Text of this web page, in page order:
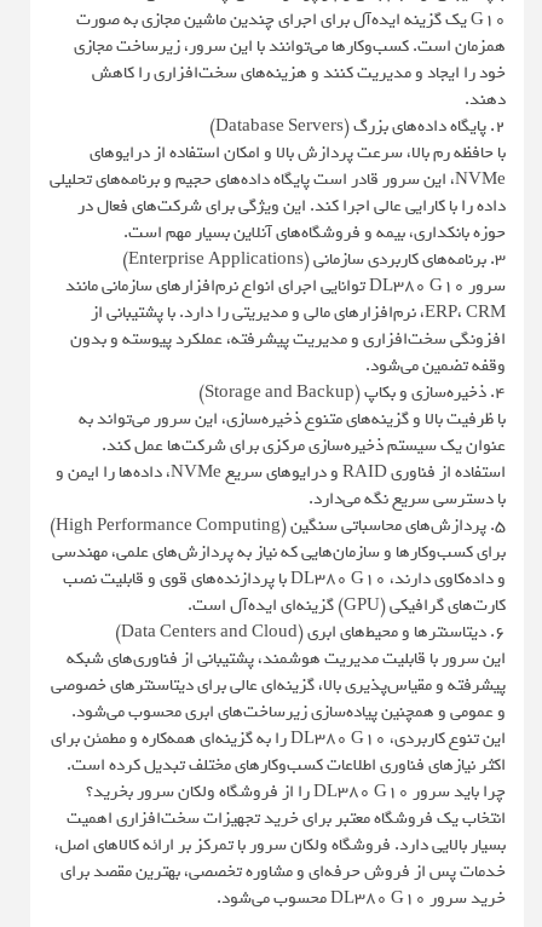
G10 یک گزینه ایده‌آل برای اجرای چندین ماشین مجازی به صورت
همزمان است. کسب‌وکارها می‌توانند با این سرور، زیرساخت مجازی
خود را ایجاد و مدیریت کنند و هزینه‌های سخت‌افزاری را کاهش
دهند.
2. پایگاه داده‌های بزرگ (Database Servers)
با حافظه رم بالا، سرعت پردازش بالا و امکان استفاده از درایوهای
NVMe، این سرور قادر است پایگاه داده‌های حجیم و برنامه‌های تحلیلی
داده را با کارایی عالی اجرا کند. این ویژگی برای شرکت‌های فعال در
حوزه بانکداری، بیمه و فروشگاه‌های آنلاین بسیار مهم است.
3. برنامه‌های کاربردی سازمانی (Enterprise Applications)
سرور DL380 G10 توانایی اجرای انواع نرم‌افزارهای سازمانی مانند
ERP، CRM، نرم‌افزارهای مالی و مدیریتی را دارد. با پشتیبانی از
افزونگی سخت‌افزاری و مدیریت پیشرفته، عملکرد پیوسته و بدون
وقفه تضمین می‌شود.
4. ذخیره‌سازی و بکاپ (Storage and Backup)
با ظرفیت بالا و گزینه‌های متنوع ذخیره‌سازی، این سرور می‌تواند به
عنوان یک سیستم ذخیره‌سازی مرکزی برای شرکت‌ها عمل کند.
استفاده از فناوری RAID و درایوهای سریع NVMe، داده‌ها را ایمن و
با دسترسی سریع نگه می‌دارد.
5. پردازش‌های محاسباتی سنگین (High Performance Computing)
برای کسب‌وکارها و سازمان‌هایی که نیاز به پردازش‌های علمی، مهندسی
و داده‌کاوی دارند، DL380 G10 با پردازنده‌های قوی و قابلیت نصب
کارت‌های گرافیکی (GPU) گزینه‌ای ایده‌آل است.
6. دیتاسنترها و محیط‌های ابری (Data Centers and Cloud)
این سرور با قابلیت مدیریت هوشمند، پشتیبانی از فناوری‌های شبکه
پیشرفته و مقیاس‌پذیری بالا، گزینه‌ای عالی برای دیتاسنترهای خصوصی
و عمومی و همچنین پیاده‌سازی زیرساخت‌های ابری محسوب می‌شود.
این تنوع کاربردی، DL380 G10 را به گزینه‌ای همه‌کاره و مطمئن برای
اکثر نیازهای فناوری اطلاعات کسب‌وکارهای مختلف تبدیل کرده است.
چرا باید سرور DL380 G10 را از فروشگاه ولکان سرور بخرید؟
انتخاب یک فروشگاه معتبر برای خرید تجهیزات سخت‌افزاری اهمیت
بسیار بالایی دارد. فروشگاه ولکان سرور با تمرکز بر ارائه کالاهای اصل،
خدمات پس از فروش حرفه‌ای و مشاوره تخصصی، بهترین مقصد برای
خرید سرور DL380 G10 محسوب می‌شود.